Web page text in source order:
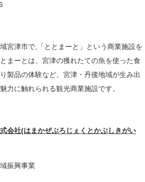
宮津市で,「ととまーと」という商業施設を
まーとは、宮津の獲れたての魚を使った食
製品の体験など、宮津・丹後地域が生み出
力に触れられる観光商業施設です。
会社(はまかぜぷろじぇくとかぶしきがい
振興事業​